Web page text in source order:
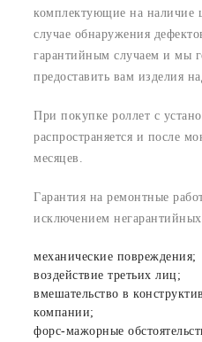
комплектующие на наличие
случае обнаружения
гарантийным случаем и мы
предоставить вам изделия
При покупке роллет с
распространяется и после
месяцев.
Гарантия на ремонтные
исключением негарантийных
механические повреждения;
воздействие третьих лиц;
вмешательство в
компании;
форс-мажорные